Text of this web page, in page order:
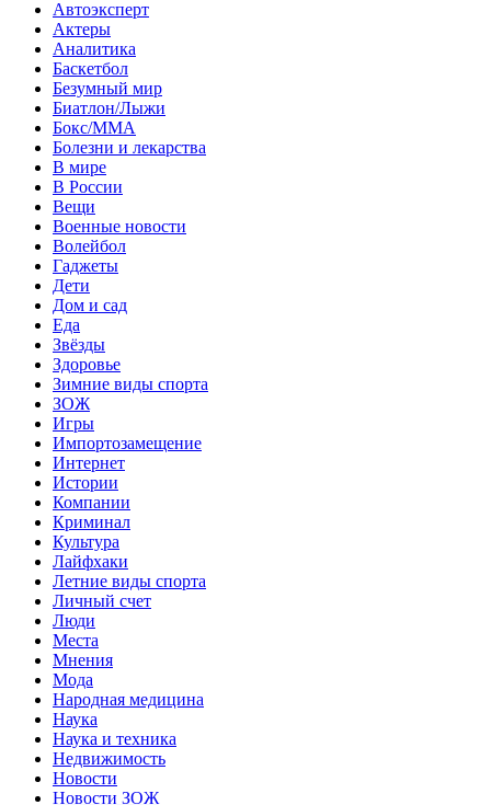
Автоэксперт
Актеры
Аналитика
Баскетбол
Безумный мир
Биатлон/Лыжи
Бокс/MMA
Болезни и лекарства
В мире
В России
Вещи
Военные новости
Волейбол
Гаджеты
Дети
Дом и сад
Еда
Звёзды
Здоровье
Зимние виды спорта
ЗОЖ
Игры
Импортозамещение
Интернет
Истории
Компании
Криминал
Культура
Лайфхаки
Летние виды спорта
Личный счет
Люди
Места
Мнения
Мода
Народная медицина
Наука
Наука и техника
Недвижимость
Новости
Новости ЗОЖ